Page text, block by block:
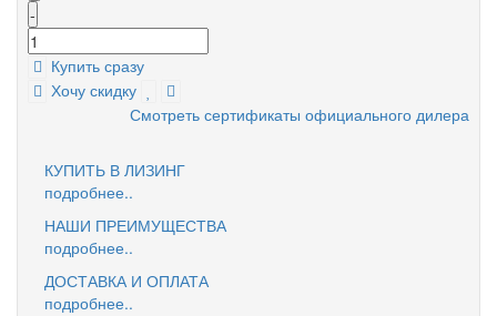
-
Купить сразу
Хочу скидку
Смотреть сертификаты официального дилера
КУПИТЬ В ЛИЗИНГ
подробнее..
НАШИ ПРЕИМУЩЕСТВА
подробнее..
ДОСТАВКА И ОПЛАТА
подробнее..